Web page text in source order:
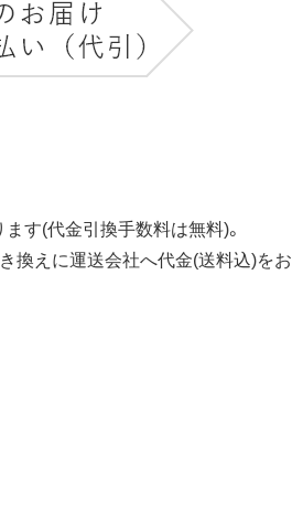
す(代金引換手数料は無料)。
換えに運送会社へ代金(送料込)をお